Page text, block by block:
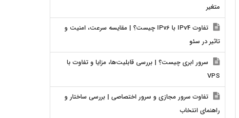
متغیر
تفاوت IPv4 با IPv6 چیست؟ | مقایسه سرعت، امنیت و
تاثیر در سئو
سرور ابری چیست؟ | بررسی قابلیت‌ها، مزایا و تفاوت با
VPS
تفاوت سرور مجازی و سرور اختصاصی | بررسی ساختار و
راهنمای انتخاب